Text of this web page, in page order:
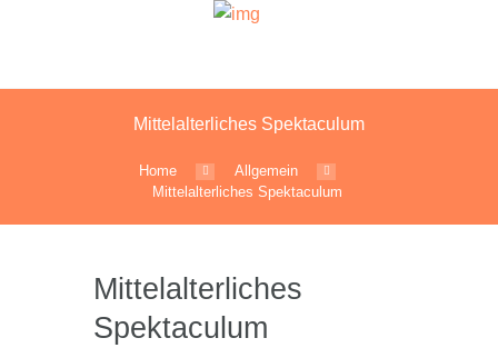
Mittelalterliches Spektaculum
Home
Allgemein
Mittelalterliches Spektaculum
Mittelalterliches
Spektaculum